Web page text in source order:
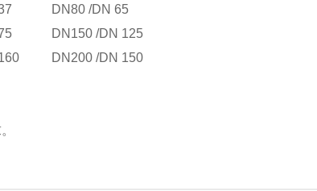
DN80 /DN 65
DN150 /DN 125
DN200 /DN 150